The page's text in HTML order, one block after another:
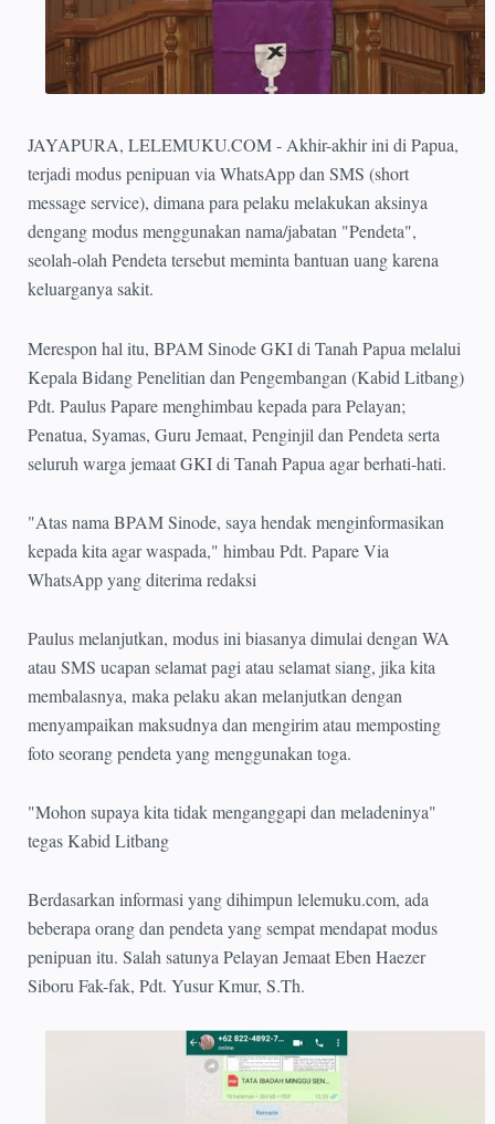
JAYAPURA, LELEMUKU.COM - Akhir-akhir ini di Papua,
terjadi modus penipuan via WhatsApp dan SMS (short
message service), dimana para pelaku melakukan aksinya
dengang modus menggunakan nama/jabatan "Pendeta",
seolah-olah Pendeta tersebut meminta bantuan uang karena
keluarganya sakit.
Merespon hal itu, BPAM Sinode GKI di Tanah Papua melalui
Kepala Bidang Penelitian dan Pengembangan (Kabid Litbang)
Pdt. Paulus Papare menghimbau kepada para Pelayan;
Penatua, Syamas, Guru Jemaat, Penginjil dan Pendeta serta
seluruh warga jemaat GKI di Tanah Papua agar berhati-hati.
"Atas nama BPAM Sinode, saya hendak menginformasikan
kepada kita agar waspada," himbau Pdt. Papare Via
WhatsApp yang diterima redaksi
Paulus melanjutkan, modus ini biasanya dimulai dengan WA
atau SMS ucapan selamat pagi atau selamat siang, jika kita
membalasnya, maka pelaku akan melanjutkan dengan
menyampaikan maksudnya dan mengirim atau memposting
foto seorang pendeta yang menggunakan toga.
"Mohon supaya kita tidak menganggapi dan meladeninya"
tegas Kabid Litbang
Berdasarkan informasi yang dihimpun lelemuku.com, ada
beberapa orang dan pendeta yang sempat mendapat modus
penipuan itu. Salah satunya Pelayan Jemaat Eben Haezer
Siboru Fak-fak, Pdt. Yusur Kmur, S.Th.